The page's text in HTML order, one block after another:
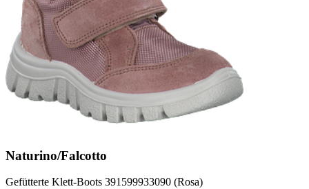
Naturino/Falcotto
Gefütterte Klett-Boots 391599933090 (Rosa)